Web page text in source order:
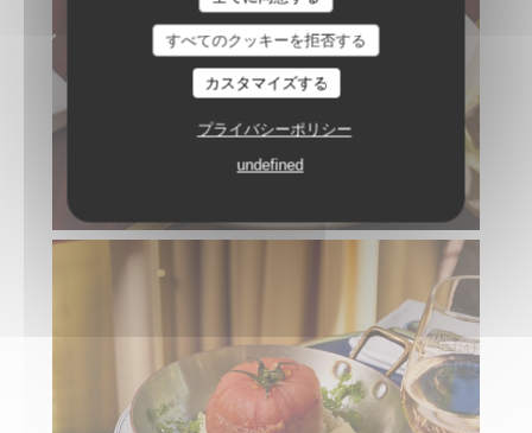
すべてのクッキーを拒否する
カスタマイズする
プライバシーポリシー
undefined